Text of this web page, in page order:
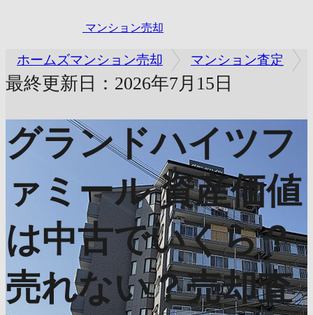
マンション売却
ホームズマンション売却 マンション査定
最終更新日：2026年7月15日
グランドハイツフ
ァミール 資産価値
は中古でいくら？
売れない？売却査